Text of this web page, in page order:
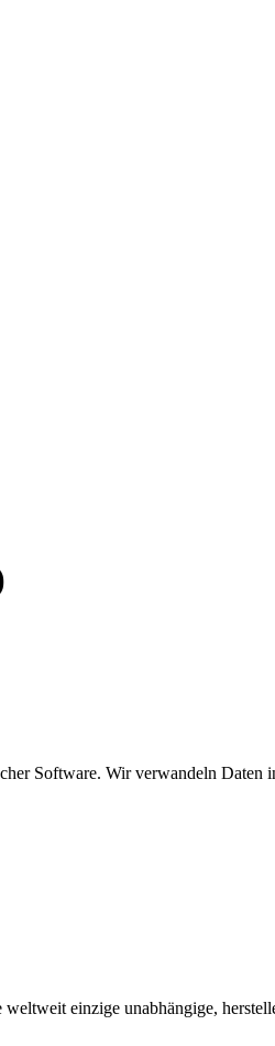
Software. Wir verwandeln
einzige unabhängige,